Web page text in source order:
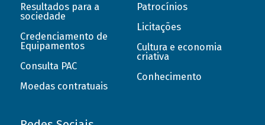
Resultados para a
sociedade
Credenciamento de
Equipamentos
Consulta PAC
Moedas contratuais
Patrocínios
Licitações
Cultura e economia
criativa
Conhecimento